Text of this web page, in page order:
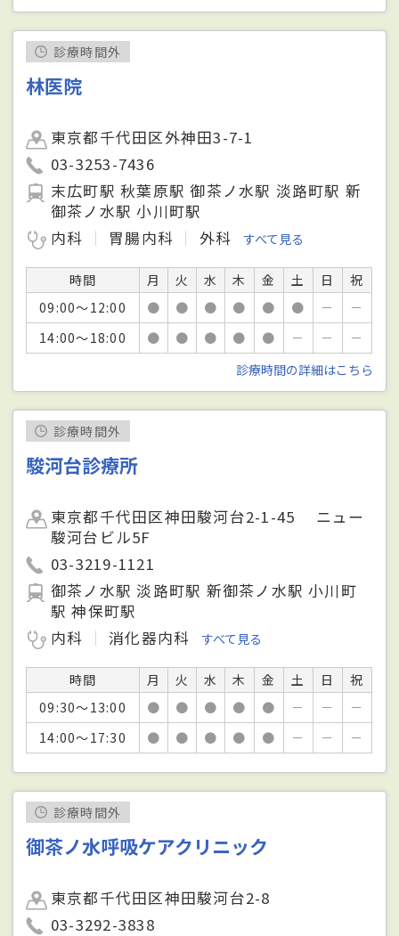
診療時間外
林医院
東京都千代田区外神田3-7-1
03-3253-7436
末広町駅 秋葉原駅 御茶ノ水駅 淡路町駅 新
御茶ノ水駅 小川町駅
内科
胃腸内科 外科 すべて見る
時間 月 火 水 木 金 土 日
祝
09:00～12:00
● ● ● ● ● ● －
－
14:00～18:00
● ● ● ● ● － －
－
診療時間の詳細はこちら
診療時間外
駿河台診療所
東京都千代田区神田駿河台2-1-45 ニュー
駿河台ビル5F
03-3219-1121
御茶ノ水駅 淡路町駅 新御茶ノ水駅 小川町
駅 神保町駅
内科
消化器内科 すべて見る
時間 月 火 水 木 金 土 日
祝
09:30～13:00
● ● ● ● ● － －
－
14:00～17:30
● ● ● ● ● － － －
診療時間外
御茶ノ水呼吸ケアクリニック
東京都千代田区神田駿河台2-8
03-3292-3838